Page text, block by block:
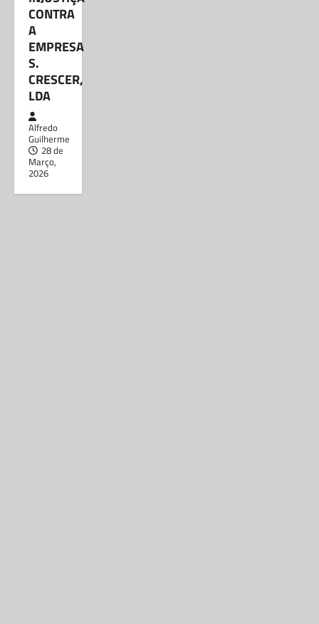
CONTRA
A
EMPRESA
S.
CRESCER,
LDA
Alfredo
Guilherme
28 de
Março,
2026